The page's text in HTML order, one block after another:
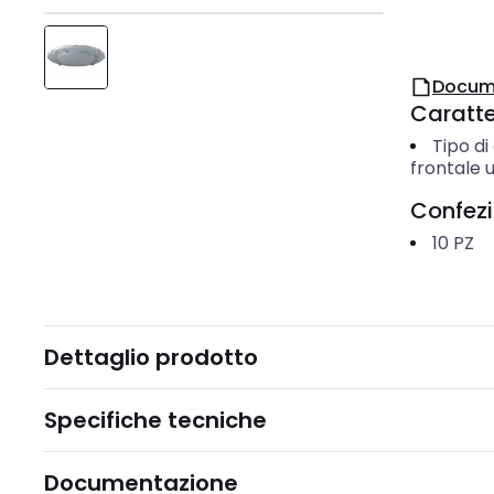
Tipo
frontale
10 PZ
Dettaglio prodotto
Specifiche tecniche
Documentazione